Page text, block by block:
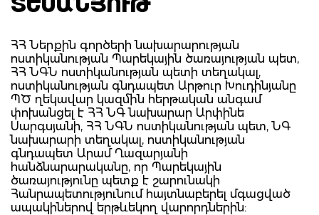
ՀՀ Ներքին գործերի նախարարության
ոստիկանության Պարեկային ծառայության պետ,
ՀՀ ՆԳՆ ոստիկանության պետի տեղակալ,
ոստիկանության գնդապետ Արթուր Խուդինյանը
ՊԾ ղեկավար կազմին հերթական անգամ
փոխանցել է ՀՀ ՆԳ նախարար Արփինե
Սարգսյանի, ՀՀ ՆԳՆ ոստիկանության պետ, ՆԳ
նախարարի տեղակալ, ոստիկանության
գնդապետ Արամ Ղազարյանի
հանձնարարականը, որ Պարեկային
ծառայությունը պետք է շարունակի
Հանրապետությունում հայտնաբերել մգացված
ապակիներով երթևեկող վարորդներին: